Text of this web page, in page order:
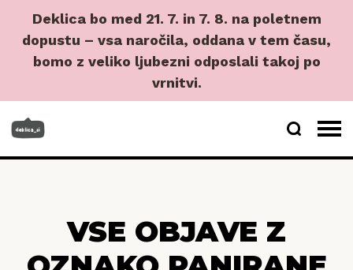
Deklica bo med 21. 7. in 7. 8. na poletnem
dopustu – vsa naročila, oddana v tem času,
bomo z veliko ljubezni odposlali takoj po
vrnitvi.
VSE OBJAVE Z